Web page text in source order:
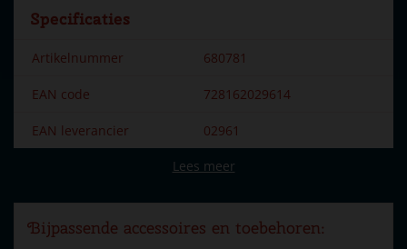
Specificaties
Artikelnummer 680781
EAN code 728162029614
EAN leverancier 02961
Lemax
Dorpsnaam General
Locatie 095-T
Lees meer
Bijpassende accessoires en toebehoren: